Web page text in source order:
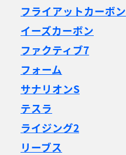
フライアットカーボン
イーズカーボン
ファクティブ7
フォーム
サナリオンS
テスラ
ライジング2
リーブス